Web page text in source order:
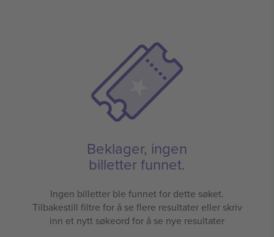
Beklager, ingen
billetter funnet.
Ingen billetter ble funnet for dette søket.
Tilbakestill filtre for å se flere resultater eller skriv
inn et nytt søkeord for å se nye resultater